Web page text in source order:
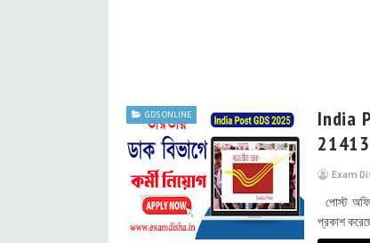
GDS ONLINE
India
Exam
পোস্ট
প্রকাশ